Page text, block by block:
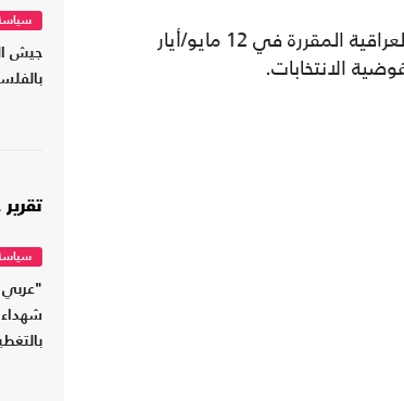
وانطلقت، السبت، الحملات الدعائية لمرشحي الانتخابات البرلمانية العراقية المقررة في 12 مايو/أيار
الانتخابات.
جيش